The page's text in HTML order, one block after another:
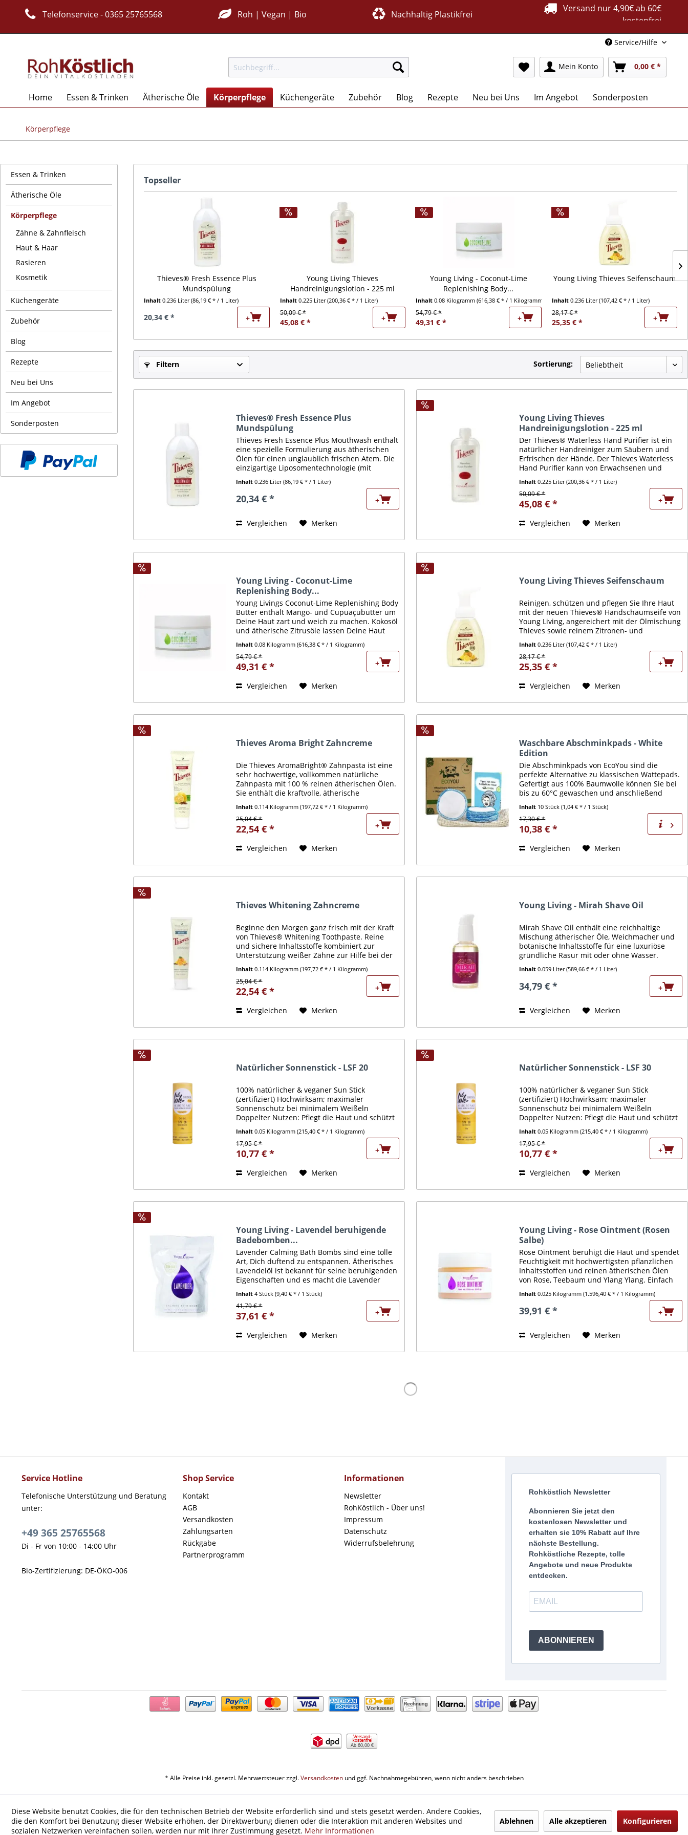
Telefonservice - 0365 25765568 Roh | Vegan | Bio Nachhaltig Plastikfrei
Versand nur 4,90€ ab 60€
kostenfrei
Service/Hilfe
Mein Konto 0,00 € *
Home Essen & Trinken Ätherische Öle Körperpflege Küchengeräte Zubehör Blog Rezepte Neu bei Uns Im Angebot Sonderposten
Körperpflege
Essen & Trinken
Ätherische Öle
Körperpflege
Zähne & Zahnfleisch
Haut & Haar
Rasieren
Kosmetik
Küchengeräte
Zubehör
Blog
Rezepte
Neu bei Uns
Im Angebot
Sonderposten
Topseller
Thieves® Fresh Essence Plus
Mundspülung
Inhalt 0.236 Liter(86,19 € * / 1 Liter)
20,34 € * +
Young Living Thieves
Handreinigungslotion - 225 ml
Inhalt 0.225 Liter(200,36 € * / 1 Liter)
50,09 € *
45,08 € * +
Young Living - Coconut-Lime
Replenishing Body...
Inhalt 0.08 Kilogramm (616,38 € * / 1 Kilogramm)
54,79 € *
49,31 € * +
Young Living Thieves Seifenschaum
Inhalt 0.236 Liter(107,42 € * / 1 Liter)
28,17 € *
25,35 € * +
Filtern Sortierung:
Thieves® Fresh Essence Plus
Mundspülung
Thieves Fresh Essence Plus Mouthwash enthält
eine spezielle Formulierung aus ätherischen
Ölen für einen unglaublich frischen Atem. Die
einzigartige Liposomentechnologie (mit
ätherischen Öle an die...
Inhalt0.236 Liter(86,19 € * / 1 Liter)
20,34 € * +
Vergleichen Merken
Young Living Thieves
Handreinigungslotion - 225 ml
Der Thieves® Waterless Hand Purifier ist ein
natürlicher Handreiniger zum Säubern und
Erfrischen der Hände. Der Thieves Waterless
Hand Purifier kann von Erwachsenen und
zu halten und ohne den...
Inhalt0.225 Liter(200,36 € * / 1 Liter)
50,09 € *
45,08 € * +
Vergleichen Merken
Young Living - Coconut-Lime
Replenishing Body...
Young Livings Coconut-Lime Replenishing Body
Butter enthält Mango- und Cupuaçubutter um
Deine Haut zart und weich zu machen. Kokosöl
und ätherische Zitrusöle lassen Deine Haut
Anwendungsempfehlung Eine...
Inhalt0.08 Kilogramm(616,38 € * / 1 Kilogramm)
54,79 € *
49,31 € * +
Vergleichen Merken
Young Living Thieves Seifenschaum
Reinigen, schützen und pflegen Sie Ihre Haut
mit der neuen Thieves® Handschaumseife von
Young Living, angereichert mit der Ölmischung
Thieves sowie reinem Zitronen- und
Thieves...
Inhalt0.236 Liter(107,42 € * / 1 Liter)
28,17 € *
25,35 € * +
Vergleichen Merken
Thieves Aroma Bright Zahncreme
Die Thieves AromaBright® Zahnpasta ist eine
sehr hochwertige, vollkommen natürliche
Zahnpasta mit 100 % reinen ätherischen Ölen.
Sie enthält die kraftvolle, ätherische
wertvolle Zutaten für die Mund-...
Inhalt0.114 Kilogramm(197,72 € * / 1 Kilogramm)
25,04 € *
22,54 € * +
Vergleichen Merken
Waschbare Abschminkpads - White
Edition
Die Abschminkpads von EcoYou sind die
perfekte Alternative zu klassischen Wattepads.
Gefertigt aus 100% Baumwolle können Sie bei
bis zu 60°C gewaschen und anschließend
außerdem ein praktisches...
Inhalt 10 Stück(1,04 € * / 1 Stück)
17,30 € *
10,38 € *
Vergleichen Merken
Thieves Whitening Zahncreme
Beginne den Morgen ganz frisch mit der Kraft
von Thieves® Whitening Toothpaste. Reine
und sichere Inhaltsstoffe kombiniert zur
Unterstützung weißer Zähne zur Hilfe bei der
Zähnen und Zahnfleisch....
Inhalt0.114 Kilogramm(197,72 € * / 1 Kilogramm)
25,04 € *
22,54 € * +
Vergleichen Merken
Young Living - Mirah Shave Oil
Mirah Shave Oil enthält eine reichhaltige
Mischung ätherischer Öle, Weichmacher und
botanische Inhaltsstoffe für eine luxuriöse
gründliche Rasur mit oder ohne Wasser.
und Avocadoöle arbeiten...
Inhalt0.059 Liter(589,66 € * / 1 Liter)
34,79 € * +
Vergleichen Merken
Natürlicher Sonnenstick - LSF 20
100% natürlicher & veganer Sun Stick
(zertifiziert) Hochwirksam; maximaler
Sonnenschutz bei minimalem Weißeln
Doppelter Nutzen: Pflegt die Haut und schützt
auch geschützt im Wasser!...
Inhalt0.05 Kilogramm(215,40 € * / 1 Kilogramm)
17,95 € *
10,77 € * +
Vergleichen Merken
Natürlicher Sonnenstick - LSF 30
100% natürlicher & veganer Sun Stick
(zertifiziert) Hochwirksam; maximaler
Sonnenschutz bei minimalem Weißeln
Doppelter Nutzen: Pflegt die Haut und schützt
auch geschützt im Wasser!...
Inhalt0.05 Kilogramm(215,40 € * / 1 Kilogramm)
17,95 € *
10,77 € * +
Vergleichen Merken
Young Living - Lavendel beruhigende
Badebomben...
Lavender Calming Bath Bombs sind eine tolle
Art, Dich duftend zu entspannen. Ätherisches
Lavendelöl ist bekannt für seine beruhigenden
Eigenschaften und es macht die Lavender
nach einem langen...
Inhalt4 Stück(9,40 € * / 1 Stück)
41,79 € *
37,61 € * +
Vergleichen Merken
Young Living - Rose Ointment (Rosen
Salbe)
Rose Ointment beruhigt die Haut und spendet
Feuchtigkeit mit hochwertigsten pflanzlichen
Inhaltsstoffen und reinen ätherischen Ölen
von Rose, Teebaum und Ylang Ylang. Einfach
Balsam perfekt...
Inhalt0.025 Kilogramm(1.596,40 € * / 1 Kilogramm)
39,91 € * +
Vergleichen Merken
Service Hotline
Telefonische Unterstützung und Beratung
unter:
+49 365 25765568
Di - Fr von 10:00 - 14:00 Uhr
Bio-Zertifizierung: DE-ÖKO-006
Shop Service
Kontakt
AGB
Versandkosten
Zahlungsarten
Rückgabe
Partnerprogramm
Informationen
Newsletter
RohKöstlich - Über uns!
Impressum
Datenschutz
Widerrufsbelehrung
Rohköstlich Newsletter
Abonnieren Sie jetzt den
kostenlosen Newsletter und
erhalten sie 10% Rabatt auf Ihre
nächste Bestellung.
Rohköstliche Rezepte, tolle
Angebote und neue Produkte
entdecken.
ABONNIEREN
Ab 60,00 €
* Alle Preise inkl. gesetzl. Mehrwertsteuer zzgl.Versandkostenund ggf. Nachnahmegebühren, wenn nicht anders beschrieben
Diese Website benutzt Cookies, die für den technischen Betrieb der Website erforderlich sind und stets gesetzt werden. Andere Cookies,
die den Komfort bei Benutzung dieser Website erhöhen, der Direktwerbung dienen oder die Interaktion mit anderen Websites und
sozialen Netzwerken vereinfachen sollen, werden nur mit Ihrer Zustimmung gesetzt. Mehr Informationen
Ablehnen Alle akzeptieren Konfigurieren